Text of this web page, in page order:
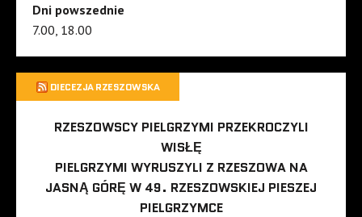
Dni powszednie
7.00, 18.00
DIECEZJA RZESZOWSKA
RZESZOWSCY PIELGRZYMI PRZEKROCZYLI
WISŁĘ
PIELGRZYMI WYRUSZYLI Z RZESZOWA NA
JASNĄ GÓRĘ W 49. RZESZOWSKIEJ PIESZEJ
PIELGRZYMCE